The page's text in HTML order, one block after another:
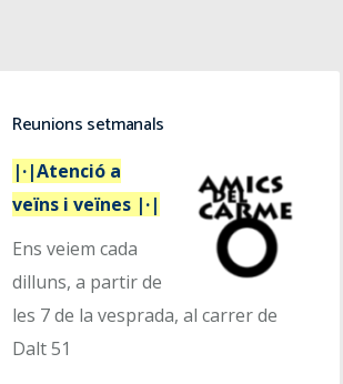
Reunions setmanals
|·|Atenció a
veïns i veïnes |·|
Ens veiem cada
dilluns, a partir de
les 7 de la vesprada, al carrer de
Dalt 51